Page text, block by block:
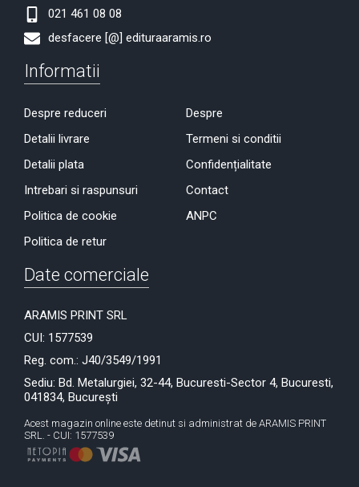
021 461 08 08
desfacere [@] edituraaramis.ro
Informatii
Despre reduceri
Detalii livrare
Detalii plata
Intrebari si raspunsuri
Politica de cookie
Politica de retur
Despre
Termeni si conditii
Confidențialitate
Contact
ANPC
Date comerciale
ARAMIS PRINT SRL
CUI: 1577539
Reg. com.: J40/3549/1991
Sediu: Bd. Metalurgiei, 32-44, Bucuresti-Sector 4, Bucuresti,
041834, București
Acest magazin online este detinut si administrat de ARAMIS PRINT
SRL. - CUI: 1577539